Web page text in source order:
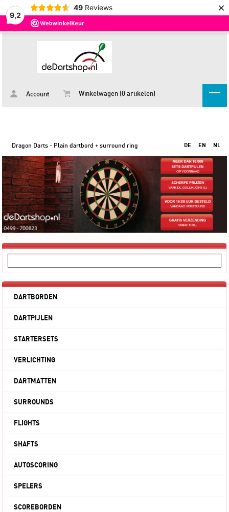
9,2
49 Reviews ×
Account Winkelwagen (0 artikelen)
Dragon Darts - Plain dartbord + surround ring DE EN NL
DARTBORDEN
DARTPIJLEN
STARTERSETS
VERLICHTING
DARTMATTEN
SURROUNDS
FLIGHTS
SHAFTS
AUTOSCORING
SPELERS
SCOREBORDEN